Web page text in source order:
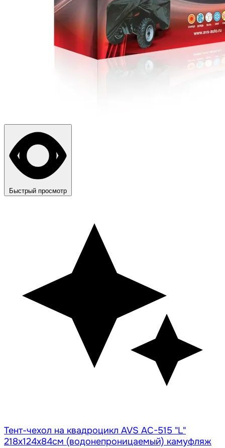
Быстрый просмотр
Тент-чехол на квадроцикл AVS AC-515 "L"
218х124х84см (водонепроницаемый) камуфляж